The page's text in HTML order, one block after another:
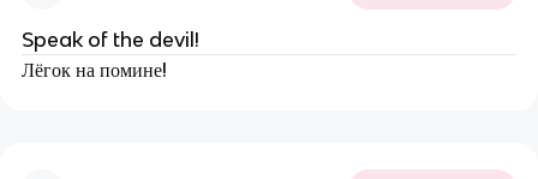
Speak of the devil!
Лёгок на помине!